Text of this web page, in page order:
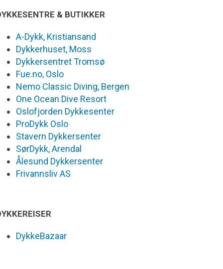
& BUTIKKER
A-Dykk, Kristiansand
Dykkerhuset, Moss
Dykkersentret Tromsø
Fue.no, Oslo
Nemo Classic Diving, Bergen
One Ocean Dive Resort
Oslofjorden Dykkesenter
ProDykk Oslo
Stavern Dykkersenter
SørDykk, Arendal
Ålesund Dykkersenter
Frivannsliv AS
DykkeBazaar